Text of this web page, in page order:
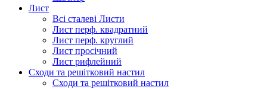
Лист
Всі сталеві Листи
Лист перф. квадратний
Лист перф. круглий
Лист просічний
Лист рифлейний
Сходи та решітковий настил
Сходи та решітковий настил